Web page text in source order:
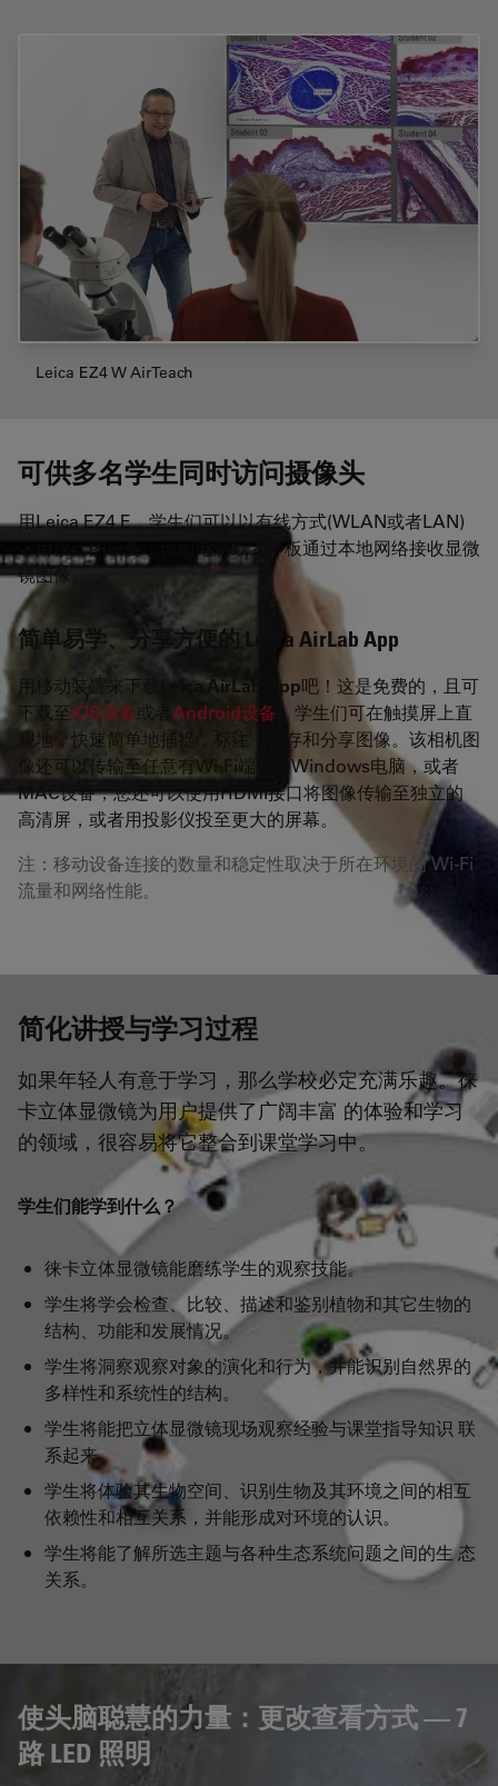
Leica EZ4 W AirTeach
可供多名学生同时访问摄像头
用Leica EZ4 E，学生们可以以有线方式(WLAN或者LAN)
，用自己的设备，比如电脑或者平板通过本地网络接收显微
镜图像。
简单易学、分享方便的 Leica AirLab App
用移动装置来下载 Leica AirLab App吧！这是免费的，且可
下载至iOS设备或者 Android设备 ，学生们可在触摸屏上直
观地，快速简单地捕捉，标注，保存和分享图像。该相机图
像还可以传输至任意有Wi-Fi端口的Windows电脑，或者
MAC设备，您还可以使用HDMI接口将图像传输至独立的
高清屏，或者用投影仪投至更大的屏幕。
注：移动设备连接的数量和稳定性取决于所在环境的 Wi-Fi
流量和网络性能。
简化讲授与学习过程
如果年轻人有意于学习，那么学校必定充满乐趣。徕
卡立体显微镜为用户提供了广阔丰富 的体验和学习
的领域，很容易将它整合到课堂学习中。
学生们能学到什么？
徕卡立体显微镜能磨练学生的观察技能。
学生将学会检查、比较、描述和鉴别植物和其它生物的
结构、功能和发展情况。
学生将洞察观察对象的演化和行为，并能识别自然界的
多样性和系统性的结构。
学生将能把立体显微镜现场观察经验与课堂指导知识 联
系起来。
学生将体验其生物空间、识别生物及其环境之间的相互
依赖性和相互关系，并能形成对环境的认识。
学生将能了解所选主题与各种生态系统问题之间的生 态
关系。
使头脑聪慧的力量：更改查看方式 — 7
路 LED 照明